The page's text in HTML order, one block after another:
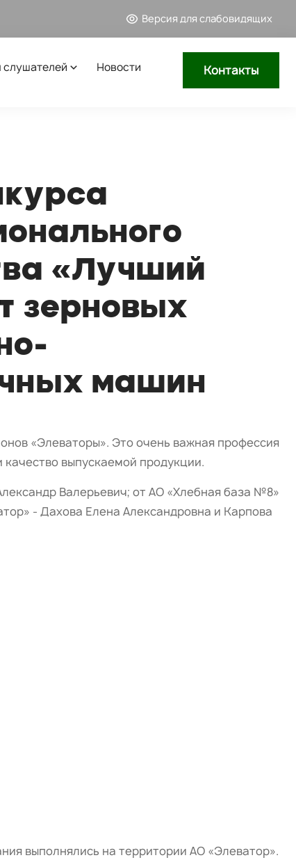
Версия для слабовидящих
слушателей Новости Контакты
«Лучший
зерновых
машин
«Элеваторы». Это очень важная профессия
качество выпускаемой продукции.
Валерьевич; от АО «Хлебная база №8»
- Дахова Елена Александровна и Карпова
выполнялись на территории АО «Элеватор».